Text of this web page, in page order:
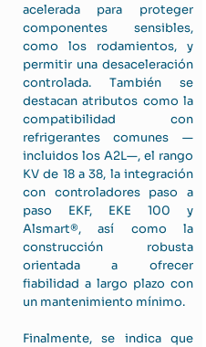
acelerada para proteger
componentes sensibles,
como los rodamientos, y
permitir una desaceleración
controlada. También se
destacan atributos como la
compatibilidad con
refrigerantes comunes —
incluidos los A2L—, el rango
KV de 18 a 38, la integración
con controladores paso a
paso EKF, EKE 100 y
Alsmart®, así como la
construcción robusta
orientada a ofrecer
fiabilidad a largo plazo con
un mantenimiento mínimo.
Finalmente, se indica que